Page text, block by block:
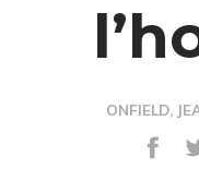
ONFIELD,